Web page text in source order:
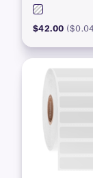
instance
$42.00